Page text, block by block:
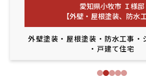
愛知県小牧市 Ｉ様邸
【外壁・屋根塗装、防水工
外壁塗装 ・ 屋根塗装 ・ 防水工事 ・
・ 戸建て住宅